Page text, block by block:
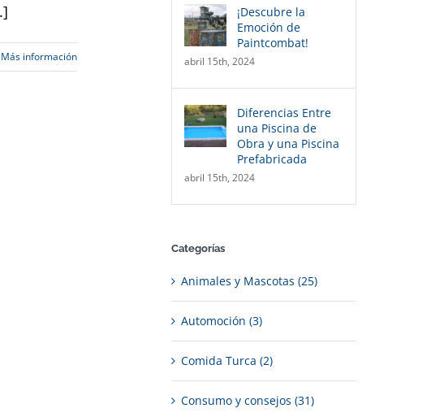
Más información
¡Descubre la
Emoción de
Paintcombat!
abril 15th, 2024
Diferencias Entre
una Piscina de
Obra y una Piscina
Prefabricada
abril 15th, 2024
Categorías
Animales y Mascotas (25)
Automoción (3)
Comida Turca (2)
Consumo y consejos (31)